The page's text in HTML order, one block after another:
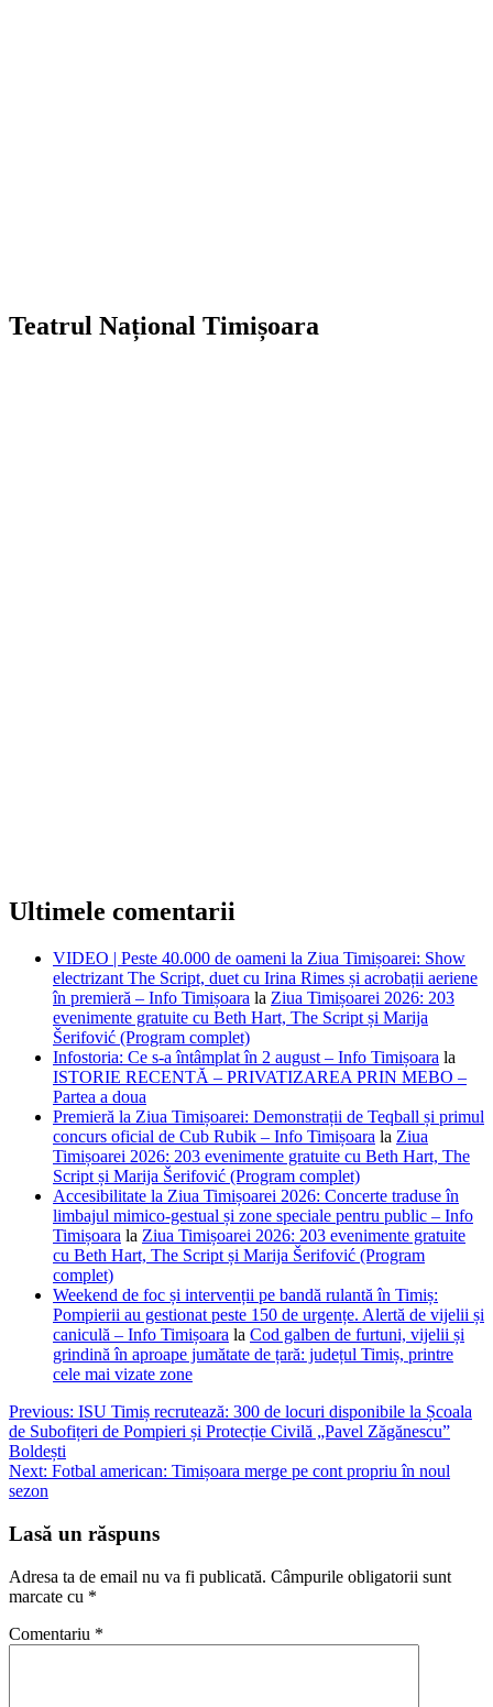
Teatrul Național Timișoara
Ultimele comentarii
VIDEO | Peste 40.000 de oameni la Ziua Timișoarei: Show
electrizant The Script, duet cu Irina Rimes și acrobații aeriene
în premieră – Info Timișoara la Ziua Timișoarei 2026: 203
evenimente gratuite cu Beth Hart, The Script și Marija
Šerifović (Program complet)
Infostoria: Ce s-a întâmplat în 2 august – Info Timișoara la
ISTORIE RECENTĂ – PRIVATIZAREA PRIN MEBO –
Partea a doua
Premieră la Ziua Timișoarei: Demonstrații de Teqball și primul
concurs oficial de Cub Rubik – Info Timișoara la Ziua
Timișoarei 2026: 203 evenimente gratuite cu Beth Hart, The
Script și Marija Šerifović (Program complet)
Accesibilitate la Ziua Timișoarei 2026: Concerte traduse în
limbajul mimico-gestual și zone speciale pentru public – Info
Timișoara la Ziua Timișoarei 2026: 203 evenimente gratuite
cu Beth Hart, The Script și Marija Šerifović (Program
complet)
Weekend de foc și intervenții pe bandă rulantă în Timiș:
Pompierii au gestionat peste 150 de urgențe. Alertă de vijelii și
caniculă – Info Timișoara la Cod galben de furtuni, vijelii și
grindină în aproape jumătate de țară: județul Timiș, printre
cele mai vizate zone
Navigare
în
articole
Previous: ISU Timiș recrutează: 300 de locuri disponibile la Școala
de Subofițeri de Pompieri și Protecție Civilă „Pavel Zăgănescu”
Boldești
Next: Fotbal american: Timișoara merge pe cont propriu în noul
sezon
Lasă un răspuns
Adresa ta de email nu va fi publicată. Câmpurile obligatorii sunt
marcate cu *
Comentariu *